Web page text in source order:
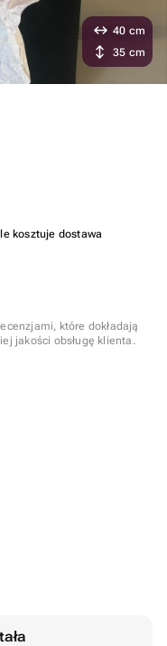
kosztuje dostawa
które dokładają
jakości obsługę klienta.
40 cm
35 cm